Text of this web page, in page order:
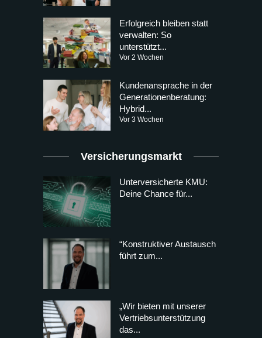
Erfolgreich bleiben statt
verwalten: So
unterstützt...
Vor 2 Wochen
Kundenansprache in der
Generationenberatung:
Hybrid...
Vor 3 Wochen
Versicherungsmarkt
Unterversicherte KMU:
Deine Chance für...
“Konstruktiver Austausch
führt zum...
„Wir bieten mit unserer
Vertriebsunterstützung
das...